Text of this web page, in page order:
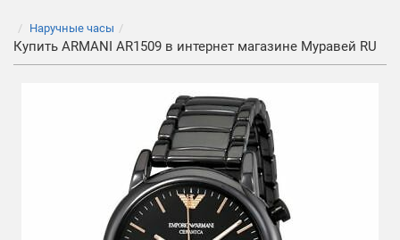
Наручные часы
Купить ARMANI AR1509 в интернет магазине Муравей RU